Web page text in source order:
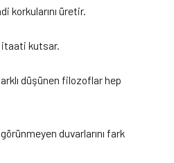
korkularını üretir.
itaati kutsar.
düşünen filozoflar hep
duvarlarını fark